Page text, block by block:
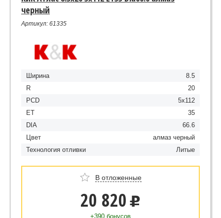
черный
Артикул: 61335
Ширина
8.5
R
20
PCD
5x112
ET
35
DIA
66.6
Цвет
алмаз черный
Технология отливки
Литые
В отложенные
20 820 u
+390 бонусов